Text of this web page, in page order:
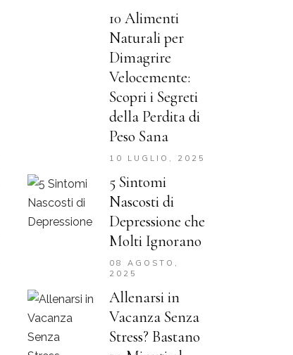
10 Alimenti
Naturali per
Dimagrire
Velocemente:
Scopri i Segreti
della Perdita di
Peso Sana
10 LUGLIO, 2025
5 Sintomi
Nascosti di
Depressione che
Molti Ignorano
08 AGOSTO,
2025
Allenarsi in
Vacanza Senza
Stress? Bastano